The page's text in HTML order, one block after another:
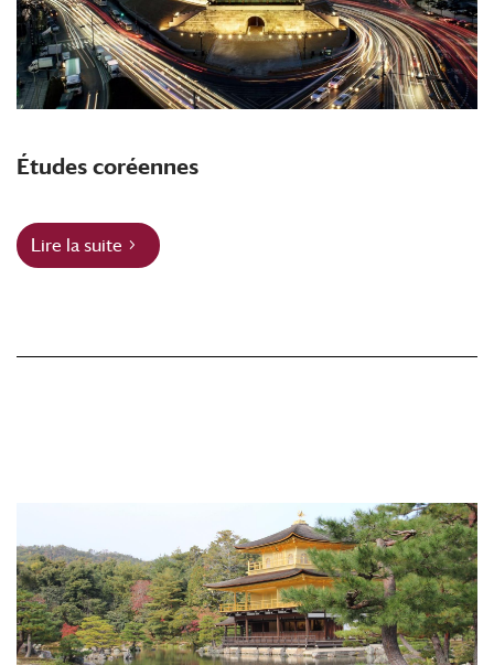
Études coréennes
Lire la suite